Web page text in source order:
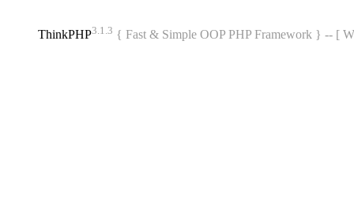
ThinkPHP3.1.3 { Fast & Simple OOP PHP Framework } -- [